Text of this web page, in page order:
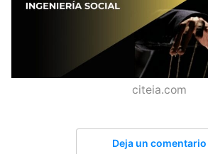
citeia.com
Deja un comentario